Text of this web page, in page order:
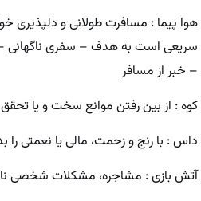
هوا پیما : مسافرت طولانی و دلپذیری
سریعی است به هدف – سفری ناگهانی –
– خبر از مسافر
کوه : از بین رفتن موانع سخت و یا تحقق
داس : با رنج و زحمت، مالی یا نعمتی
آتش بازی : مشاجره، مشکلات شخصی